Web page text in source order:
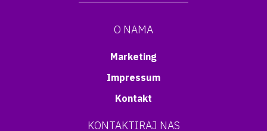
O NAMA
Marketing
Impressum
Kontakt
KONTAKTIRAJ NAS